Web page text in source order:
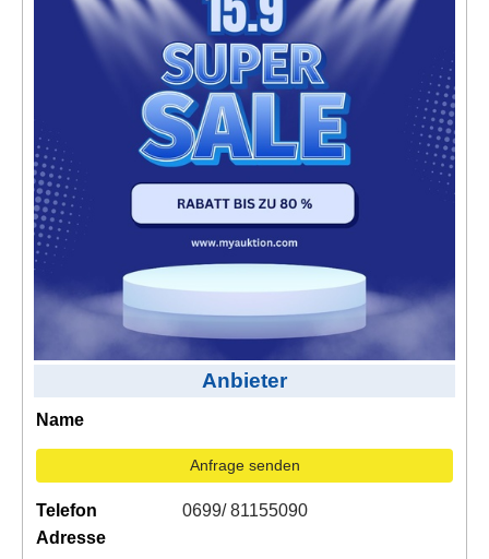
Kontakt
AGB, Nutzungsbedingungen
Anbieter
Name
Anfrage senden
Telefon
0699/ 81155090
Adresse